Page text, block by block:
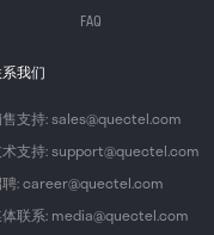
FAQ
我们
支持: sales@quectel.com
支持: support@quectel.com
: career@quectel.com
联系: media@quectel.com